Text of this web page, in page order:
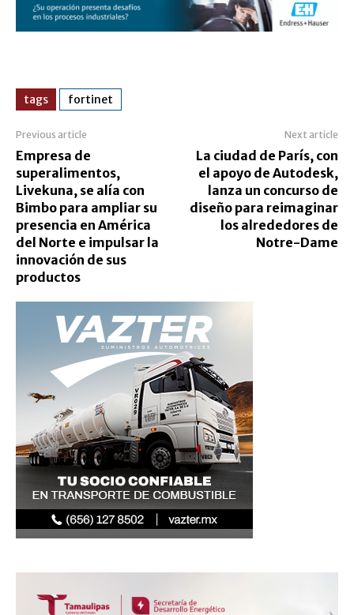
tags fortinet
Previous article
Empresa de
superalimentos,
Livekuna, se alía con
Bimbo para ampliar su
presencia en América
del Norte e impulsar la
innovación de sus
productos
Next article
La ciudad de París, con
el apoyo de Autodesk,
lanza un concurso de
diseño para reimaginar
los alrededores de
Notre-Dame